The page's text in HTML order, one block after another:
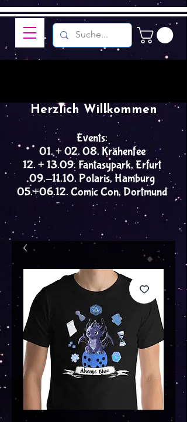
Events:
01. + 02. 08. Krähenfee
12. + 13.09. Fantasypark, Erfurt
09.-11.10. Polaris, Hamburg
05.+06.12. Comic Con, Dortmund
Herzlich Willkommen